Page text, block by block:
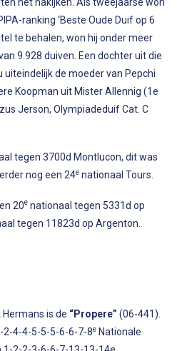
ranking ‘Beste Oude Duif op 6
te behalen, won hij onder meer
9.928 duiven. Een dochter uit die
uiteindelijk de moeder van Pepchi
Koopman uit Mister Allennig (1e
Jerson, Olympiadeduif Cat. C
tegen 3700d Montlucon, dit was
nog een 24enationaal Tours.
20enationaal tegen 5331d op
tegen 11823d op Argenton.
is de “Propere” (06-441).
2-4-4-5-5-5-6-6-7-8eNationale